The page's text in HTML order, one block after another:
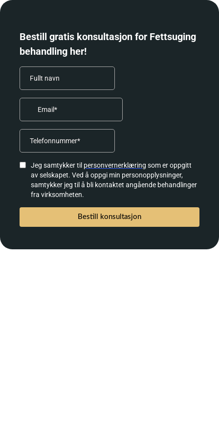
Bestill gratis konsultasjon for Fettsuging
behandling her!
Jeg samtykker til personvernerklæring som er oppgitt
av selskapet. Ved å oppgi min personopplysninger,
samtykker jeg til å bli kontaktet angående behandlinger
fra virksomheten.
Bestill konsultasjon